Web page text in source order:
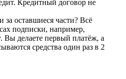
Кредитный договор не
за оставшиеся части? Всё
подписки, например,
делаете первый платёж, а
средства один раз в 2